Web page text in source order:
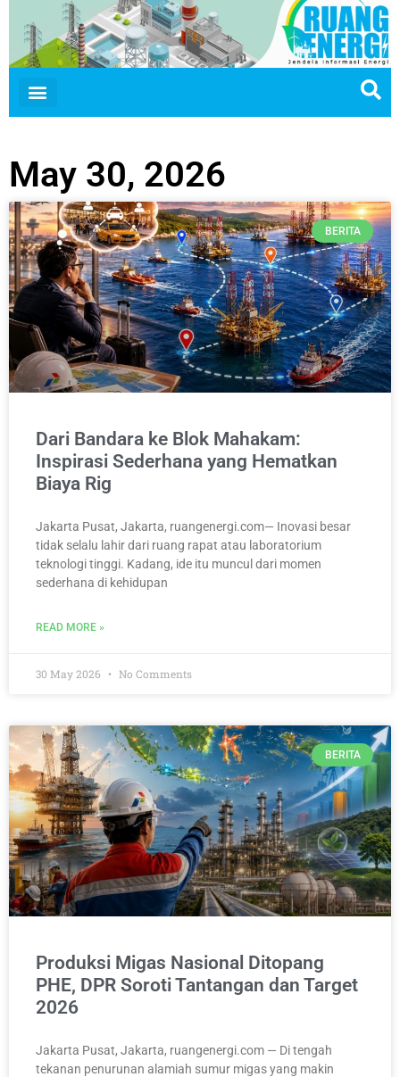
May 30, 2026
BERITA
Dari Bandara ke Blok Mahakam:
Inspirasi Sederhana yang Hematkan
Biaya Rig
Jakarta Pusat, Jakarta, ruangenergi.com— Inovasi besar
tidak selalu lahir dari ruang rapat atau laboratorium
teknologi tinggi. Kadang, ide itu muncul dari momen
sederhana di kehidupan
READ MORE »
30 May 2026 No Comments
BERITA
Produksi Migas Nasional Ditopang
PHE, DPR Soroti Tantangan dan Target
2026
Jakarta Pusat, Jakarta, ruangenergi.com — Di tengah
tekanan penurunan alamiah sumur migas yang makin